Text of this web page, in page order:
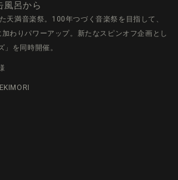
呂から
天満音楽祭。100年つづく音楽祭を目指して、
わりパワーアップ。新たなスピンオフ企画とし
を同時開催。